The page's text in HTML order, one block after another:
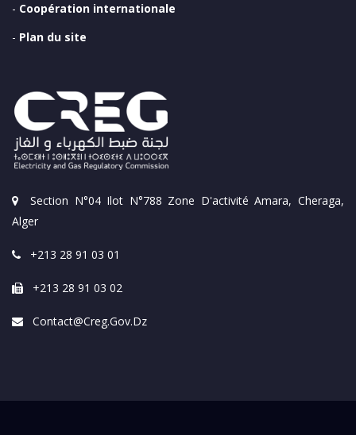
Section N°04 Ilot N°788 Zone D'activité Amara, Cheraga,
Alger
+213 28 91 03 01
+213 28 91 03 02
Contact@creg.gov.dz
- Coopération internationale
- Plan du site